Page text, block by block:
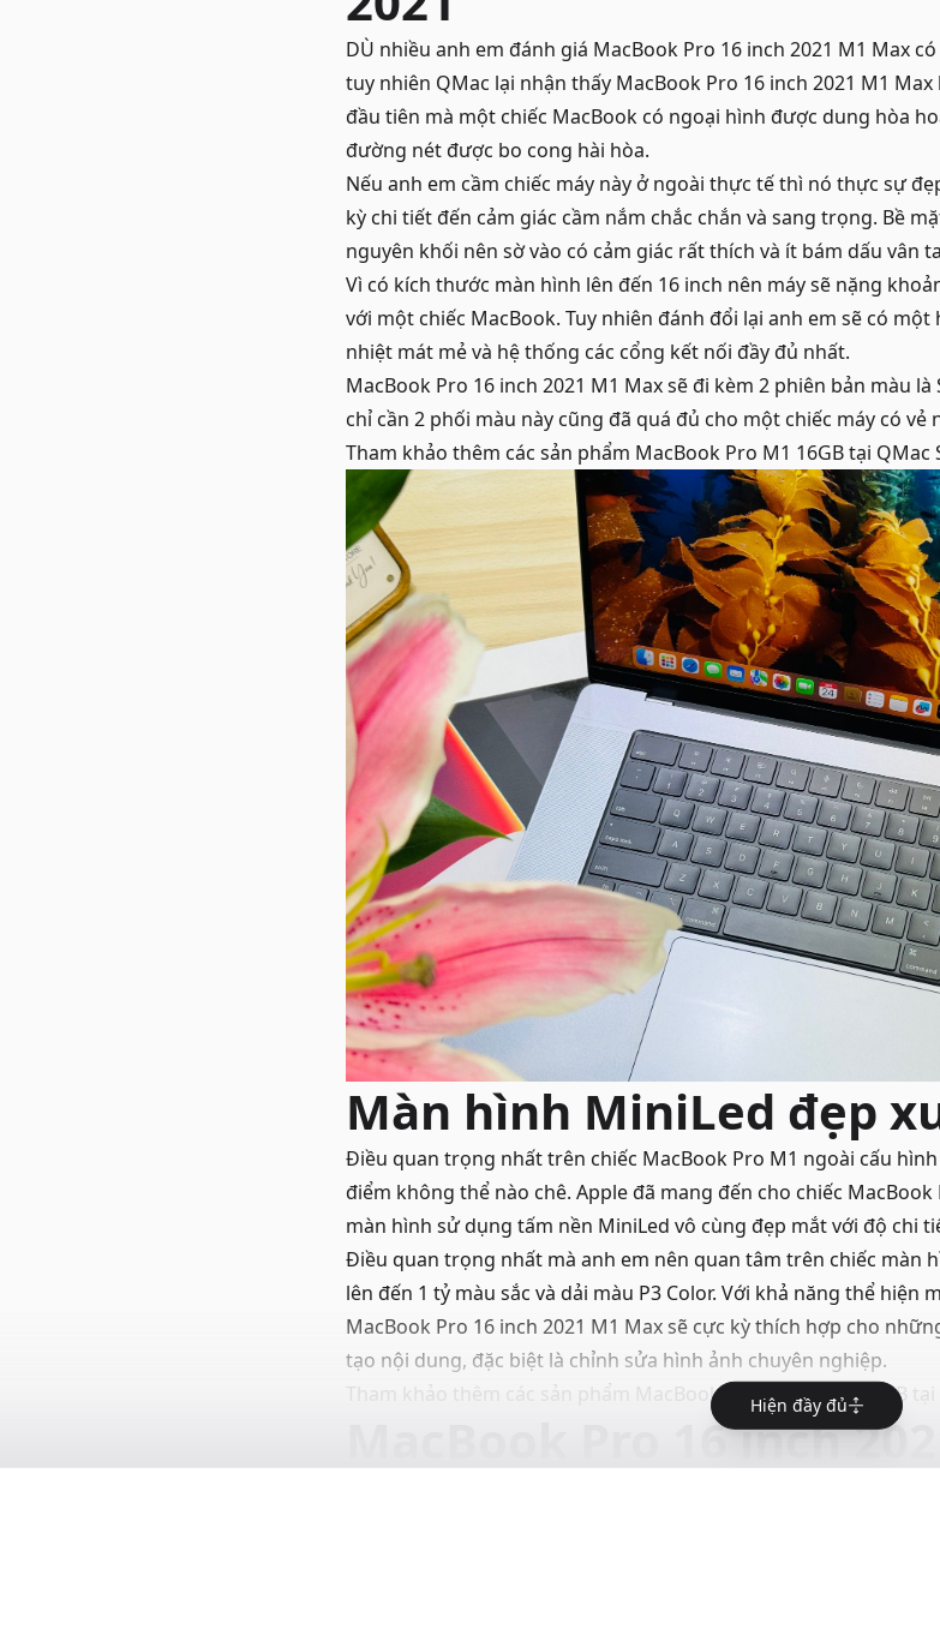
DÙ nhiều anh em đánh giá MacBook Pro 16 inch 2021 M1 Max
tuy nhiên QMac lại nhận thấy MacBook Pro 16 inch 2021 M1
đầu tiên mà một chiếc MacBook có ngoại hình được dung hòa
đường nét được bo cong hài hòa.
Nếu anh em cầm chiếc máy này ở ngoài thực tế thì nó thực sự
kỳ chi tiết đến cảm giác cầm nắm chắc chắn và sang trọng. Bề
nguyên khối nên sờ vào có cảm giác rất thích và ít bám dấu vân
Vì có kích thước màn hình lên đến 16 inch nên máy sẽ nặng
với một chiếc MacBook. Tuy nhiên đánh đổi lại anh em sẽ có
nhiệt mát mẻ và hệ thống các cổng kết nối đầy đủ nhất.
MacBook Pro 16 inch 2021 M1 Max sẽ đi kèm 2 phiên bản màu là
chỉ cần 2 phối màu này cũng đã quá đủ cho một chiếc máy có vẻ
Tham khảo thêm các sản phẩm MacBook Pro M1 16GBtại QMac
Màn hình MiniLed đẹp
Điều quan trọng nhất trên chiếc MacBook Pro M1 ngoài cấu
điểm không thể nào chê. Apple đã mang đến cho chiếc
màn hình sử dụng tấm nền MiniLed vô cùng đẹp mắt với độ chi
Điều quan trọng nhất mà anh em nên quan tâm trên chiếc màn
lên đến 1 tỷ màu sắc và dải màu P3 Color. Với khả năng thể hiện
MacBook Pro 16 inch 2021 M1 Max sẽ cực kỳ thích hợp cho
tạo nội dung, đặc biệt là chỉnh sửa hình ảnh chuyên nghiệp.
Tham khảo thêm các sản phẩm
MacBook Pro M1 16GB 512GB
MacBook Pro 16 inch
Hiện đầy đủ